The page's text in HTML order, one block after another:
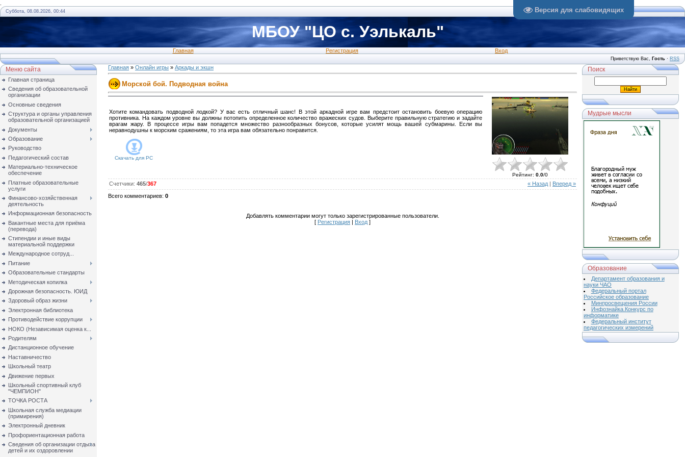
Версия для слабовидящих
Суббота, 08.08.2026, 00:44
МБОУ "ЦО с. Уэлькаль"
Главная Регистрация Вход
Приветствую Вас, Гость · RSS
Меню сайта
Главная страница
Сведения об образовательной
организации
Основные сведения
Структура и органы управления
образовательной организацией
Документы
Образование
Руководство
Педагогический состав
Материально-техническое
обеспечение
Платные образовательные
услуги
Финансово-хозяйственная
деятельность
Информационная безопасность
Вакантные места для приёма
(перевода)
Стипендии и иные виды
материальной поддержки
Международное сотруд...
Питание
Образовательные стандарты
Методическая копилка
Дорожная безопасность. ЮИД
Здоровый образ жизни
Электронная библиотека
Противодействие коррупции
НОКО (Независимая оценка к...
Родителям
Дистанционное обучение
Наставничество
Школьный театр
Движение первых
Школьный спортивный клуб
"ЧЕМПИОН"
ТОЧКА РОСТА
Школьная служба медиации
(примирения)
Электронный дневник
Профориентационная работа
Сведения об организации отдыха
детей и их оздоровлении
Главная » Онлайн игры » Аркады и экшн
Морской бой. Подводная война
Хотите командовать подводной лодкой? У вас есть отличный шанс! В этой аркадной игре вам предстоит остановить боевую операцию
противника. На каждом уровне вы должны потопить определенное количество вражеских судов. Выберите правильную стратегию и задайте
врагам жару. В процессе игры вам попадется множество разнообразных бонусов, которые усилят мощь вашей субмарины. Если вы
неравнодушны к морским сражениям, то эта игра вам обязательно понравится.
Скачать для PC
Рейтинг: 0.0/0
« Назад Вперед »
Счетчики: 465/367
Всего комментариев: 0
Добавлять комментарии могут только зарегистрированные пользователи.
[ Регистрация Вход ]
Поиск
Мудрые мысли
Образование
Департамент образования и
науки ЧАО
Федеральный портал
Российское образование
Минпросвещения России
Инфознайка.Конкурс по
информатике
Федеральный институт
педагогических измерений